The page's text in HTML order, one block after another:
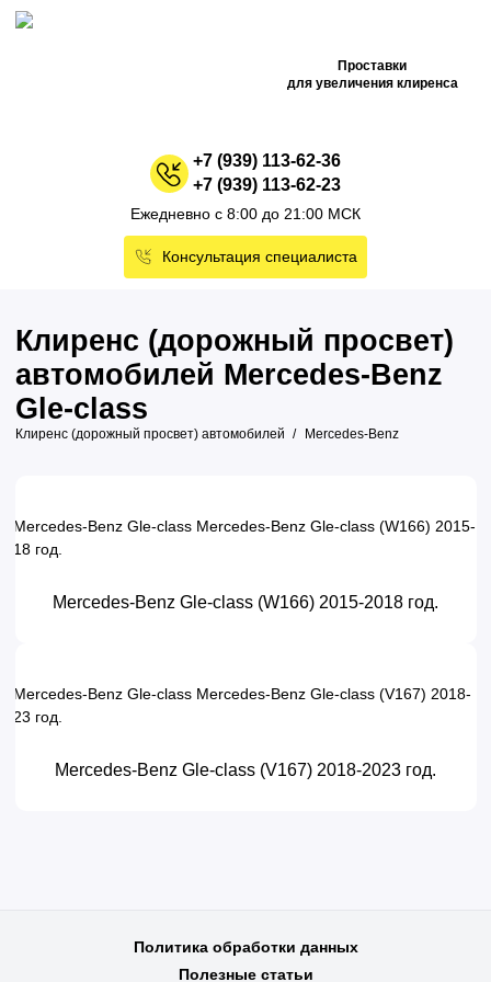
Проставки
для увеличения клиренса
+7 (939) 113-62-36
+7 (939) 113-62-23
Ежедневно с 8:00 до 21:00 МСК
Консультация специалиста
Клиренс (дорожный просвет)
автомобилей Mercedes-Benz
Gle-class
Клиренс (дорожный просвет) автомобилей Mercedes-Benz
Mercedes-Benz Gle-class (W166) 2015-2018 год.
Mercedes-Benz Gle-class (V167) 2018-2023 год.
Политика обработки данных
Полезные статьи